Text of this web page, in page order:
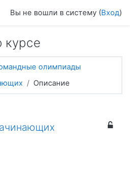
Вы не вошли в систему (Вход)
олимпиады
Описание